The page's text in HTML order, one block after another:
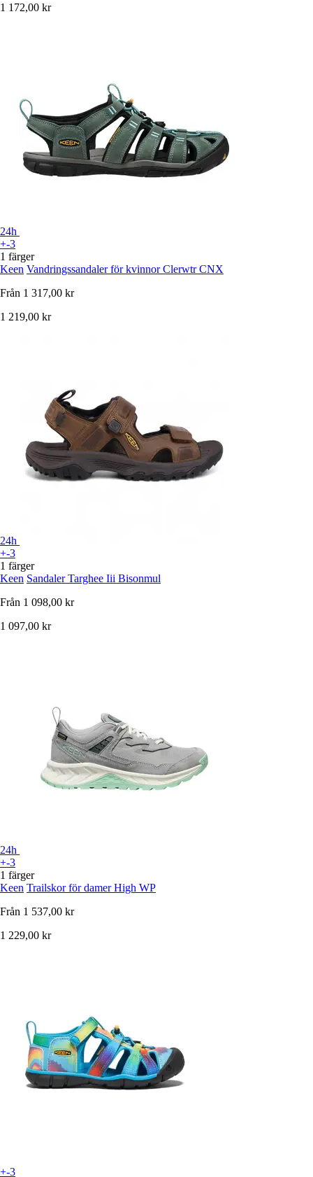
1 172,00 kr
24h
+-3
1 färger
Keen Vandringssandaler för kvinnor Clerwtr CNX
Från 1 317,00 kr
1 219,00 kr
24h
+-3
1 färger
Keen Sandaler Targhee Iii Bisonmul
Från 1 098,00 kr
1 097,00 kr
24h
+-3
1 färger
Keen Trailskor för damer High WP
Från 1 537,00 kr
1 229,00 kr
+-3